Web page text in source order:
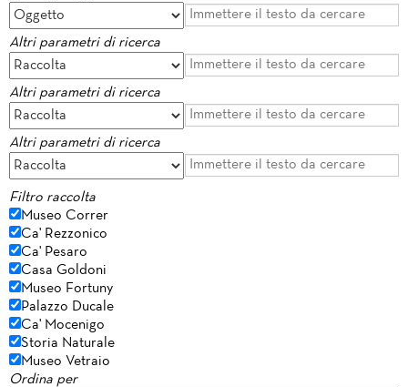
Altri parametri di ricerca
Altri parametri di ricerca
Altri parametri di ricerca
Filtro raccolta
Museo Correr
Ca' Rezzonico
Ca' Pesaro
Casa Goldoni
Museo Fortuny
Palazzo Ducale
Ca' Mocenigo
Storia Naturale
Museo Vetraio
Ordina per